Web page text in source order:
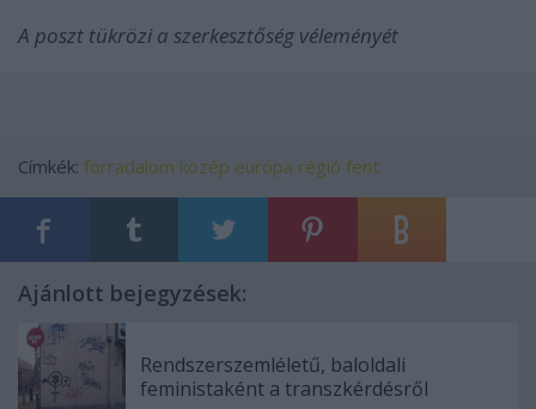
A poszt tükrözi a szerkesztőség véleményét
Címkék: forradalom közép európa régió fent
Ajánlott bejegyzések:
Rendszerszemléletű, baloldali
feministaként a transzkérdésről